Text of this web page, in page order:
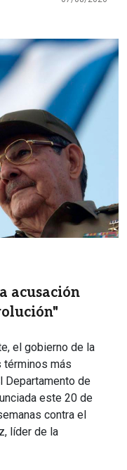
acusación
el gobierno de la
términos más
Departamento de
este 20 de
contra el
líder de la